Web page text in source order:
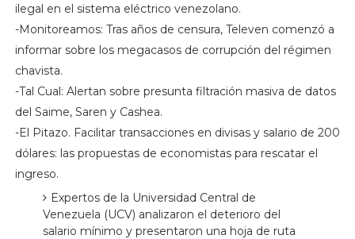
ilegal en el sistema eléctrico venezolano.
-Monitoreamos: Tras años de censura, Televen comenzó a
informar sobre los megacasos de corrupción del régimen
chavista.
-Tal Cual: Alertan sobre presunta filtración masiva de datos
del Saime, Saren y Cashea.
-El Pitazo. Facilitar transacciones en divisas y salario de 200
dólares: las propuestas de economistas para rescatar el
ingreso.
Expertos de la Universidad Central de
Venezuela (UCV) analizaron el deterioro del
salario mínimo y presentaron una hoja de ruta